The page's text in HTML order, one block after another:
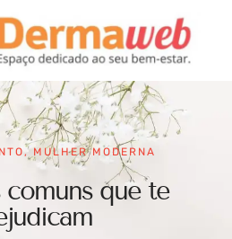
,MULHER MODERNA
comuns que te